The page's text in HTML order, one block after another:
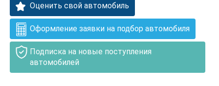
Оценить свой автомобиль
Оформление заявки на подбор автомобиля
Подписка на новые поступления
автомобилей